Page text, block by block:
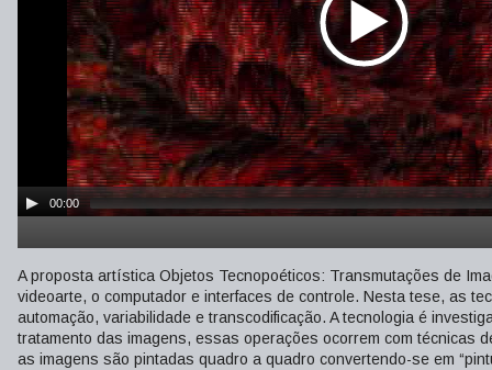
00:00
A proposta artística Objetos Tecnopoéticos: Transmutações de
videoarte, o computador e interfaces de controle. Nesta tese, as
automação, variabilidade e transcodificação. A tecnologia é
tratamento das imagens, essas operações ocorrem com técnicas
as imagens são pintadas quadro a quadro convertendo-se em